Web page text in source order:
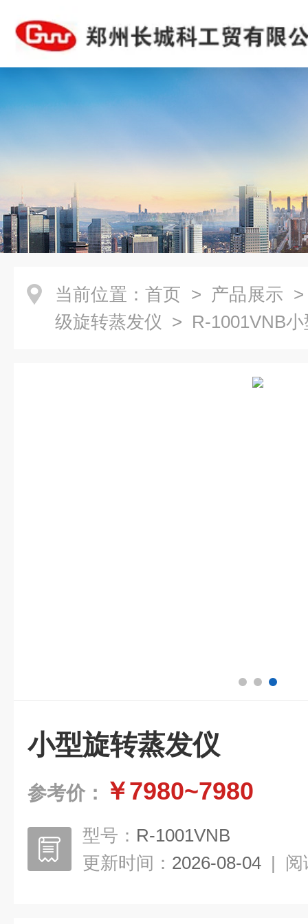
当前位置： 首页 > 产品展示
级旋转蒸发仪 > R-1001VNB
小型旋转蒸发仪
参考价： ￥7980~7980
型号： R-1001VNB
更新时间： 2026-08-04 | 阅